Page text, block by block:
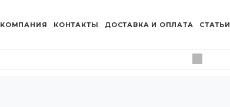
КОМПАНИЯ КОНТАКТЫ ДОСТАВКА И ОПЛАТА СТАТЬИ